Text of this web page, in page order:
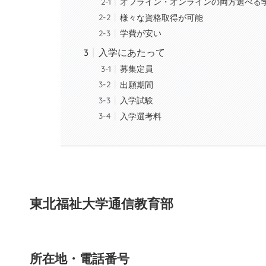
様々な資格取得が可能
学費が安い
入学にあたって
募集定員
出願期間
入学試験
入学選考料
東北福祉大学通信教育部
所在地・電話番号